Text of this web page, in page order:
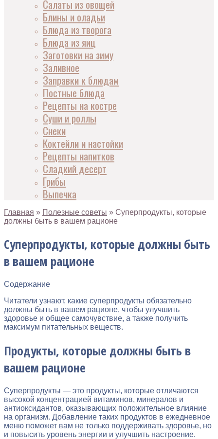
Салаты из овощей
Блины и оладьи
Блюда из творога
Блюда из яиц
Заготовки на зиму
Заливное
Заправки к блюдам
Постные блюда
Рецепты на костре
Суши и роллы
Снеки
Коктейли и настойки
Рецепты напитков
Сладкий десерт
Грибы
Выпечка
Главная » Полезные советы » Суперпродукты, которые
должны быть в вашем рационе
Суперпродукты, которые должны быть
в вашем рационе
Содержание
Читатели узнают, какие суперпродукты обязательно
должны быть в вашем рационе, чтобы улучшить
здоровье и общее самочувствие, а также получить
максимум питательных веществ.
Продукты, которые должны быть в
вашем рационе
Суперпродукты — это продукты, которые отличаются
высокой концентрацией витаминов, минералов и
антиоксидантов, оказывающих положительное влияние
на организм. Добавление таких продуктов в ежедневное
меню поможет вам не только поддерживать здоровье, но
и повысить уровень энергии и улучшить настроение.